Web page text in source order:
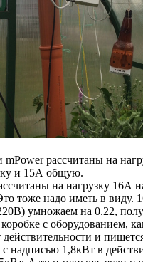
mPower рассчитаны на
и 15А общую.
на нагрузку 16А
тоже надо иметь в виду.
умножаем на 0.22,
с оборудованием,
действительности и
с надписью 1,8кВт в